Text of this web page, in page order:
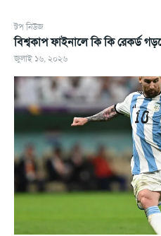
টপ নিউজ
বিশ্বকাপ ফাইনালে কি কি রেকর্ড
জুলাই ১৬, ২০২৬